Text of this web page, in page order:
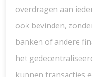
overdragen aan
ook bevinden,
banken of andere
het
kunnen transacties